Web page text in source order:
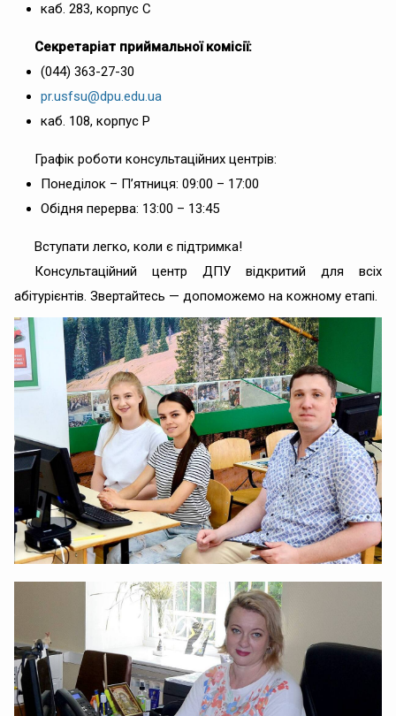
каб. 283, корпус С
Секретаріат приймальної комісії:
(044) 363-27-30
pr.usfsu@dpu.edu.ua
каб. 108, корпус Р
Графік роботи консультаційних центрів:
Понеділок – П’ятниця: 09:00 – 17:00
Обідня перерва: 13:00 – 13:45
Вступати легко, коли є підтримка!
Консультаційний центр ДПУ відкритий для всіх
абітурієнтів. Звертайтесь — допоможемо на кожному етапі.